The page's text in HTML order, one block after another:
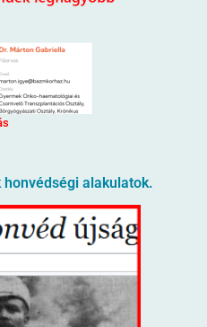
alakulatok.